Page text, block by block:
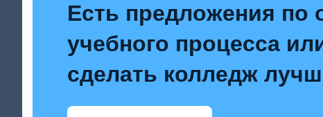
Есть предложения по
учебного процесса
сделать колледж